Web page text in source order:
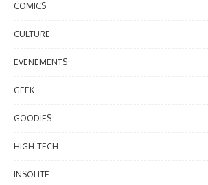
COMICS
CULTURE
EVENEMENTS
GEEK
GOODIES
HIGH-TECH
INSOLITE